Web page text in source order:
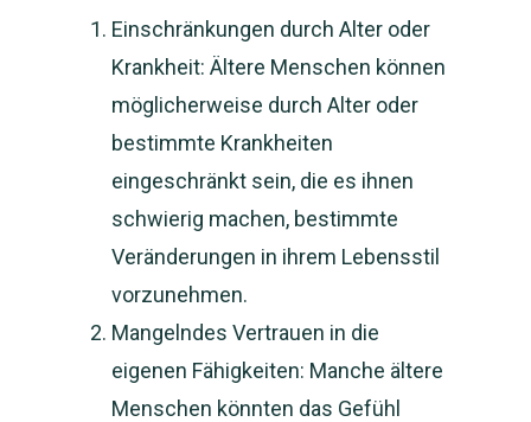
Einschränkungen durch Alter oder
Krankheit: Ältere Menschen können
möglicherweise durch Alter oder
bestimmte Krankheiten
eingeschränkt sein, die es ihnen
schwierig machen, bestimmte
Veränderungen in ihrem Lebensstil
vorzunehmen.
Mangelndes Vertrauen in die
eigenen Fähigkeiten: Manche ältere
Menschen könnten das Gefühl